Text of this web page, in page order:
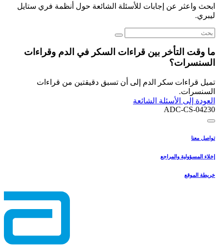
ابحث واعثر عن إجابات للأسئلة الشائعة حول أنظمة فري ستايل
ليبري.
ما وقت التأخر بين قراءات السكر في الدم وقراءات
السنسرات؟
تميل قراءات سكر الدم إلى أن تسبق دقيقتين من قراءات
السنسرات.
العودة إلى الأسئلة الشائعة
ADC-CS-04230
تواصل معنا
إخلاء المسؤولية والمراجع
خريطة الموقع